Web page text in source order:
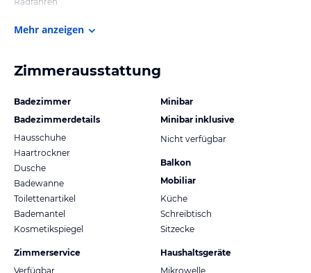
Mehr anzeigen
Zimmerausstattung
Badezimmer
Badezimmerdetails
Hausschuhe
Haartrockner
Dusche
Badewanne
Toilettenartikel
Bademantel
Kosmetikspiegel
Zimmerservice
Verfügbar
Minibar
Minibar inklusive
Nicht verfügbar
Balkon
Mobiliar
Küche
Schreibtisch
Sitzecke
Haushaltsgeräte
Mikrowelle